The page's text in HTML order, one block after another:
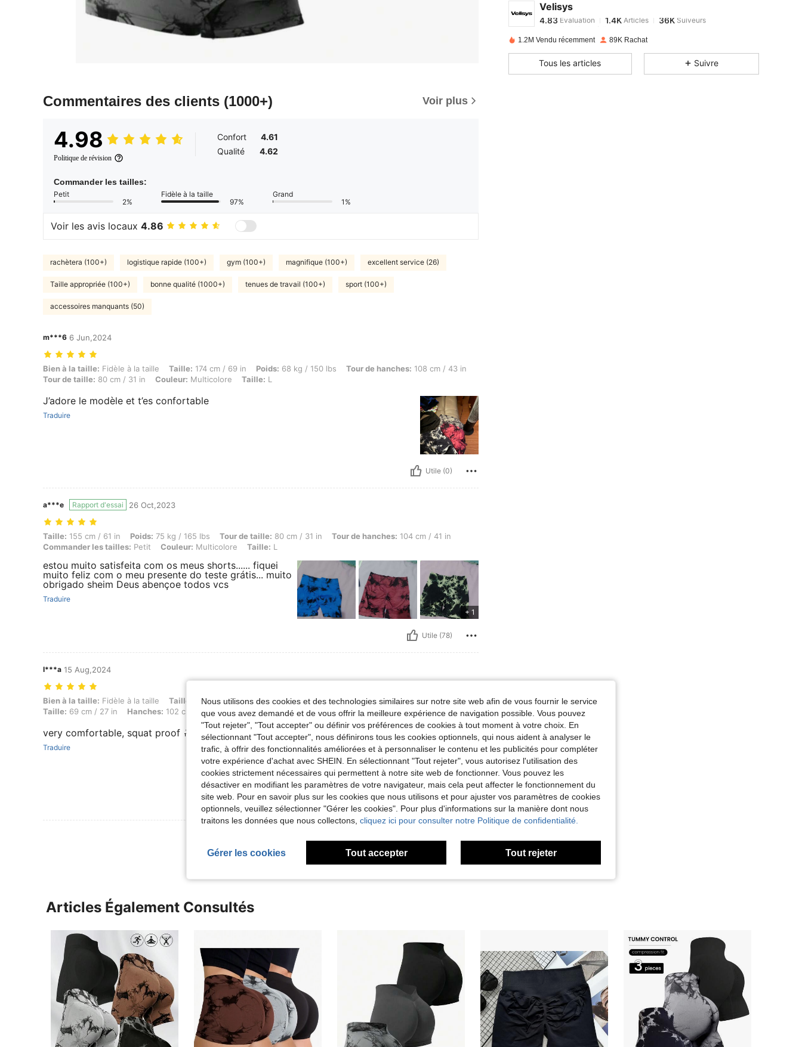
Commentaires des clients (1000+) Voir plus
4.98
Politique de révision
Confort
4.61
Qualité
4.62
Commander les tailles:
Petit
2%
Fidèle à la taille
97%
Grand
1%
Voir les avis locaux 4.86
rachètera (100+) logistique rapide (100+) gym (100+) magnifique (100+) excellent service (26)
Taille appropriée (100+) bonne qualité (1000+) tenues de travail (100+) sport (100+)
accessoires manquants (50)
m***6 6 Jun,2024
Bien à la taille: Fidèle à la taille, Taille: 174 cm / 69 in, Poids: 68 kg / 150 lbs, Tour de hanches: 108 cm / 43 in, Tour de taille: 80 cm / 31 in, Couleur: Multicolore, Taille: L
Bien à la taille: Fidèle à la taille Taille: 174 cm / 69 in Poids: 68 kg / 150 lbs Tour de hanches: 108 cm / 43 in
Tour de taille: 80 cm / 31 in Couleur: Multicolore Taille: L
J’adore le modèle et t’es confortable
Traduire
Utile (0)
a***e Rapport d'essai 26 Oct,2023
Taille: 155 cm / 61 in, Poids: 75 kg / 165 lbs, Tour de taille: 80 cm / 31 in, Tour de hanches: 104 cm / 41 in, Commander les tailles: Petit, Couleur: Multicolore, Taille: L
Taille: 155 cm / 61 in Poids: 75 kg / 165 lbs Tour de taille: 80 cm / 31 in Tour de hanches: 104 cm / 41 in
Commander les tailles: Petit Couleur: Multicolore Taille: L
estou muito satisfeita com os meus shorts...... fiquei
muito feliz com o meu presente do teste grátis... muito
obrigado sheim Deus abençoe todos vcs
Traduire
+ 1
Utile (78)
I***a 15 Aug,2024
Bien à la taille: Fidèle à la taille, Taille: 163 cm / 64 in, Poids: 64 kg / 141 lbs, Buste: 95 cm / 37 in, Taille: 69 cm / 27 in, Hanches: 102 cm / 40 in, Couleur: Multicolore, Taille: M
Bien à la taille: Fidèle à la taille Taille: 163 cm / 64 in Poids:64 kg / 141 lbs Buste:95 cm / 37 in
Taille: 69 cm / 27 in Hanches: 102 cm / 40 in Couleur:Multicolore Taille: M
very comfortable, squat proof 🔝🔝🩷🩷 good quality
Traduire
Utile (4)
Velisys
4.83Evaluation
A***ipayé Il y a 1 jour
1.2M Vendu récemment 89K Rachat
Tous les articles Suivre
Articles Également Consultés
Nous utilisons des cookies et des technologies similaires sur notre site web afin de vous fournir le service
que vous avez demandé et de vous offrir la meilleure expérience de navigation possible. Vous pouvez
"Tout rejeter", "Tout accepter" ou définir vos préférences de cookies à tout moment à votre choix. En
sélectionnant "Tout accepter", nous définirons tous les cookies optionnels, qui nous aident à analyser le
trafic, à offrir des fonctionnalités améliorées et à personnaliser le contenu et les publicités pour compléter
votre expérience d'achat avec SHEIN. En sélectionnant "Tout rejeter", vous autorisez l'utilisation des
cookies strictement nécessaires qui permettent à notre site web de fonctionner. Vous pouvez les
désactiver en modifiant les paramètres de votre navigateur, mais cela peut affecter le fonctionnement du
site web. Pour en savoir plus sur les cookies que nous utilisons et pour ajuster vos paramètres de cookies
optionnels, veuillez sélectionner "Gérer les cookies". Pour plus d'informations sur la manière dont nous
traitons les données que nous collectons, cliquez ici pour consulter notre Politique de confidentialité.
Gérer les cookies Tout accepter Tout rejeter